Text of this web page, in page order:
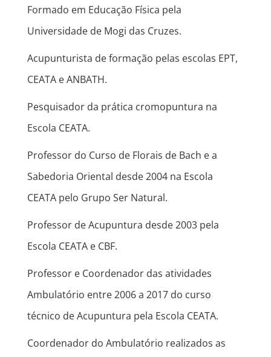
Formado em Educação Física pela
Universidade de Mogi das Cruzes.
Acupunturista de formação pelas escolas EPT,
CEATA e ANBATH.
Pesquisador da prática cromopuntura na
Escola CEATA.
Professor do Curso de Florais de Bach e a
Sabedoria Oriental desde 2004 na Escola
CEATA pelo Grupo Ser Natural.
Professor de Acupuntura desde 2003 pela
Escola CEATA e CBF.
Professor e Coordenador das atividades
Ambulatório entre 2006 a 2017 do curso
técnico de Acupuntura pela Escola CEATA.
Coordenador do Ambulatório realizados as